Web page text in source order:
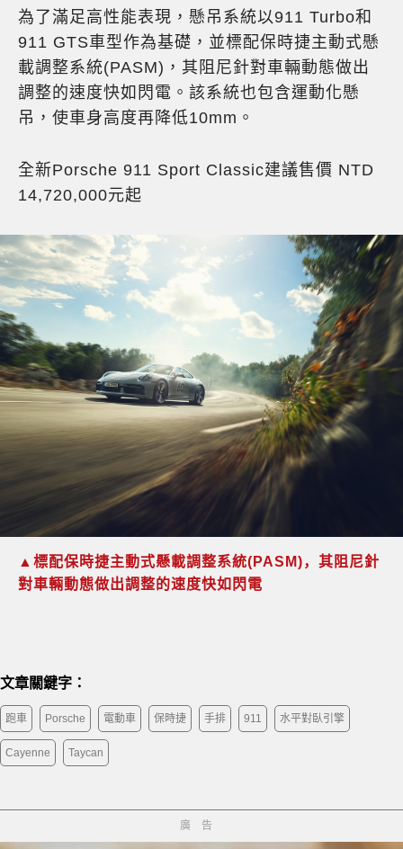
為了滿足高性能表現，懸吊系統以911 Turbo和
911 GTS車型作為基礎，並標配保時捷主動式懸
載調整系統(PASM)，其阻尼針對車輛動態做出
調整的速度快如閃電。該系統也包含運動化懸
吊，使車身高度再降低10mm。
全新Porsche 911 Sport Classic建議售價 NTD
14,720,000元起
▲ 標配保時捷主動式懸載調整系統(PASM)， 其阻尼針
對車輛動態做出調整的速度快如閃電
文章關鍵字：
跑車 Porsche 電動車 保時捷 手排 911 水平對臥引擎
Cayenne Taycan
廣告